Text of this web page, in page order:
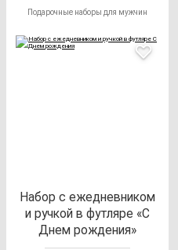
Подарочные наборы для мужчин
Набор с ежед­нев­ни­ком
и руч­кой в фут­ля­ре «С
Днем рож­де­ния»